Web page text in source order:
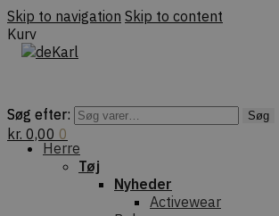
Skip to navigation Skip to content
Kurv
Søg efter: Søg
kr. 0,00 0
Søg efter: Søg
Herre
Tøj
Nyheder
Activewear